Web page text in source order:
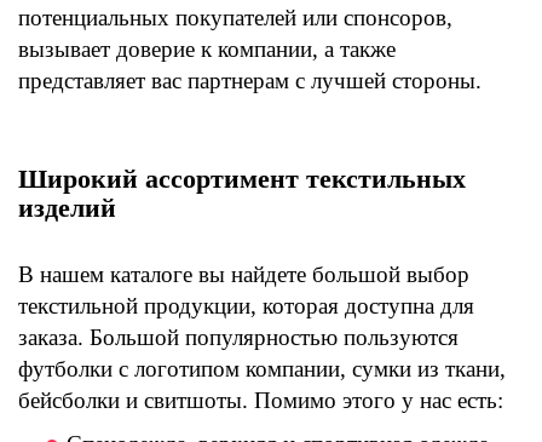
потенциальных покупателей или спонсоров,
вызывает доверие к компании, а также
представляет вас партнерам с лучшей стороны.
Широкий ассортимент текстильных
изделий
В нашем каталоге вы найдете большой выбор
текстильной продукции, которая доступна для
заказа. Большой популярностью пользуются
футболки с логотипом компании, сумки из ткани,
бейсболки и свитшоты. Помимо этого у нас есть: